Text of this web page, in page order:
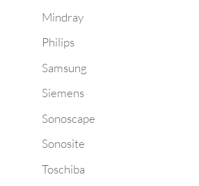
Mindray
Philips
Samsung
Siemens
Sonoscape
Sonosite
Toschiba